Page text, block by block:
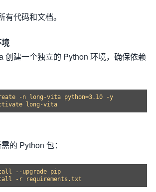
代码和文档。
创建一个独立的 Python 环境，确保依赖
-n long-vita python=3.10 -y
的 Python 包：
--upgrade pip